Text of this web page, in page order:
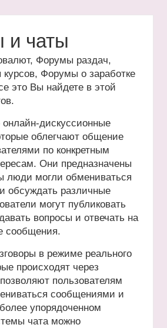
и чаты
Форумы раздач,
Форумы о заработке
это Вы найдете в этой
дискуссионные
облегчают общение
по конкретным
Они предназначены
люди могли обмениваться
обсуждать различные
могут публиковать
вопросы и отвечать на
сообщения.
в режиме реального
происходят через
пользователям
сообщениями и
упорядоченном
чата можно